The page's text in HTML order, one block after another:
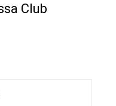
Club